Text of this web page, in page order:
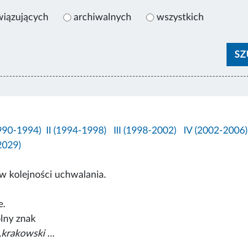
archiwalnych wszystkich
1994) II (1994-1998) III (1998-2002) IV (2002-2006)
kolejności uchwalania.
znak
...